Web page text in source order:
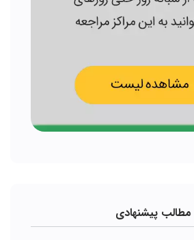
مطالب پیشنهادی